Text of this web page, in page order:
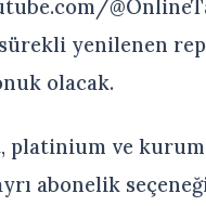
yenilenen
olacak.
platinium ve
abonelik